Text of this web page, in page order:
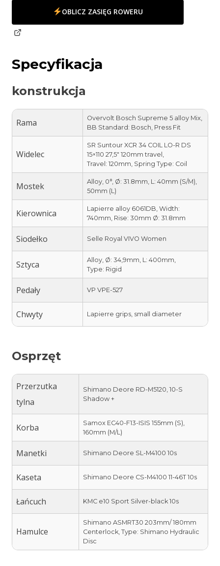
OBLICZ ZASIĘG ROWERU
Specyfikacja
konstrukcja
Rama
Overvolt Bosch Supreme 5 alloy Mix,
BB Standard: Bosch, Press Fit
Widelec
SR Suntour XCR 34 COIL LO-R DS
15×110 27,5″ 120mm travel,
Travel: 120mm, Spring Type: Coil
Mostek
Alloy, 0°, Ø: 31.8mm, L: 40mm (S/M),
50mm (L)
Kierownica
Lapierre alloy 6061DB, Width:
740mm, Rise: 30mm Ø: 31.8mm
Siodełko Selle Royal VIVO Women
Sztyca
Alloy, Ø: 34,9mm, L: 400mm,
Type: Rigid
Pedały VP VPE-527
Chwyty Lapierre grips, small diameter
Osprzęt
Przerzutka
tylna
Shimano Deore RD-M5120, 10-S
Shadow +
Korba
Samox EC40-F13-ISIS 155mm (S),
160mm (M/L)
Manetki Shimano Deore SL-M4100 10s
Kaseta Shimano Deore CS-M4100 11-46T 10s
Łańcuch KMC e10 Sport Silver-black 10s
Hamulce
Shimano ASMRT30 203mm/ 180mm
Centerlock, Type: Shimano Hydraulic
Disc